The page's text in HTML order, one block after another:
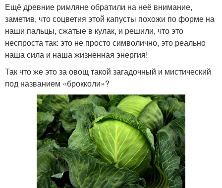
Ещё древние римляне обратили на неё внимание,
заметив, что соцветия этой капусты похожи по форме на
наши пальцы, сжатые в кулак, и решили, что это
неспроста так: это не просто символично, это реально
наша сила и наша жизненная энергия!
Так что же это за овощ такой загадочный и мистический
под названием «брокколи»?